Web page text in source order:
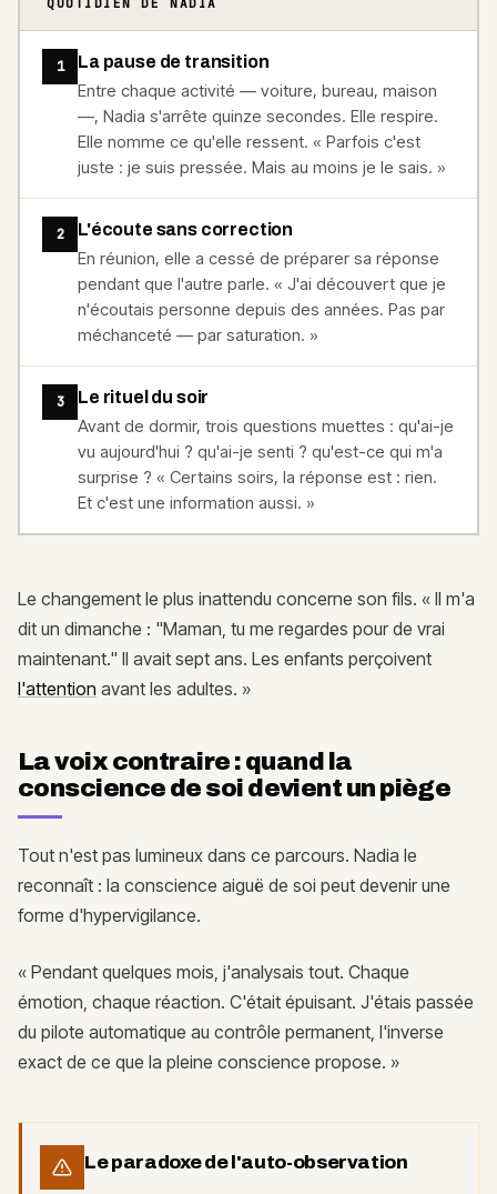
QUOTIDIEN DE NADIA
1 La pause de transition
Entre chaque activité — voiture, bureau, maison
—, Nadia s'arrête quinze secondes. Elle respire.
Elle nomme ce qu'elle ressent. « Parfois c'est
juste : je suis pressée. Mais au moins je le sais. »
2 L'écoute sans correction
En réunion, elle a cessé de préparer sa réponse
pendant que l'autre parle. « J'ai découvert que je
n'écoutais personne depuis des années. Pas par
méchanceté — par saturation. »
3 Le rituel du soir
Avant de dormir, trois questions muettes : qu'ai-je
vu aujourd'hui ? qu'ai-je senti ? qu'est-ce qui m'a
surprise ? « Certains soirs, la réponse est : rien.
Et c'est une information aussi. »
Le changement le plus inattendu concerne son fils. « Il m'a
dit un dimanche : "Maman, tu me regardes pour de vrai
maintenant." Il avait sept ans. Les enfants perçoivent
l'attention avant les adultes. »
La voix contraire : quand la
conscience de soi devient un piège
Tout n'est pas lumineux dans ce parcours. Nadia le
reconnaît : la conscience aiguë de soi peut devenir une
forme d'hypervigilance.
« Pendant quelques mois, j'analysais tout. Chaque
émotion, chaque réaction. C'était épuisant. J'étais passée
du pilote automatique au contrôle permanent, l'inverse
exact de ce que la pleine conscience propose. »
Le paradoxe de l'auto-observation